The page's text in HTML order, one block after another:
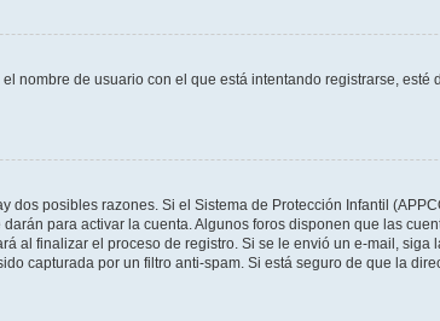
nombre de usuario con el que está intentando registrarse,
dos posibles razones. Si el Sistema de Protección Infantil
para activar la cuenta. Algunos foros disponen que las
al finalizar el proceso de registro. Si se le envió un e-mail,
capturada por un filtro anti-spam. Si está seguro de que la